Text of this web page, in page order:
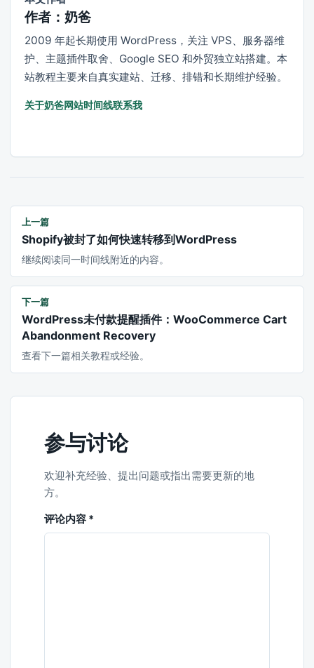
作者：奶爸
2009 年起长期使用 WordPress，关注 VPS、服务器维
护、主题插件取舍、Google SEO 和外贸独立站搭建。本
站教程主要来自真实建站、迁移、排错和长期维护经验。
关于奶爸网站时间线联系我
上一篇
Shopify被封了如何快速转移到WordPress
继续阅读同一时间线附近的内容。
下一篇
WordPress未付款提醒插件：WooCommerce Cart
Abandonment Recovery
查看下一篇相关教程或经验。
参与讨论
欢迎补充经验、提出问题或指出需要更新的地
方。
评论内容 *